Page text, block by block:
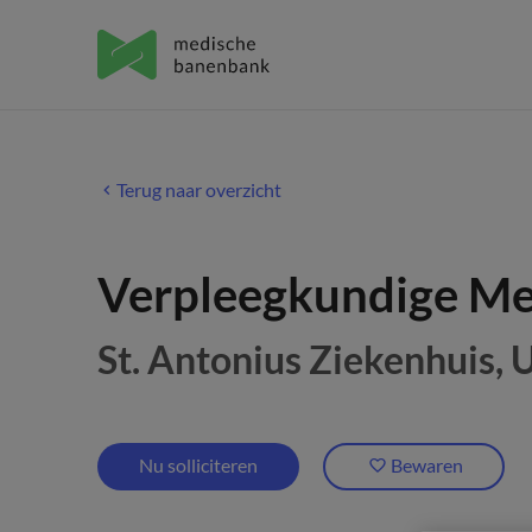
Terug naar overzicht
Verpleegkundige
St. Antonius Ziekenhuis,
Nu solliciteren Bewaren